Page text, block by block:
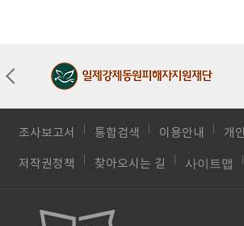
조사보고서 통합검색 이용안내 개
저작권정책 찾아오시는 길 사이트맵